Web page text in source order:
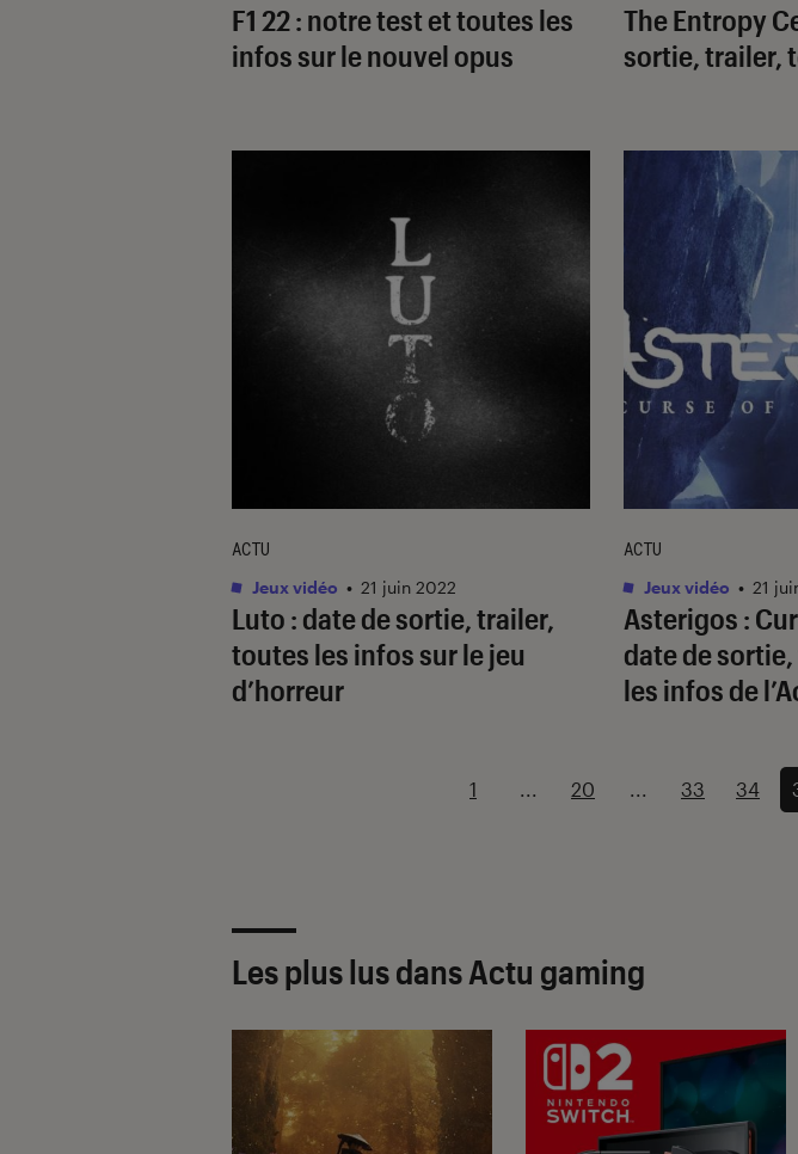
F1 22 : notre test et toutes les
infos sur le nouvel opus
The Entropy
sortie, trailer,
Luto : date de sortie, trailer,
toutes les infos sur le jeu
d’horreur
ACTU
Jeux vidéo • 21 juin 2022
Asterigos :
date de
les infos de
ACTU
Jeux vidéo • 21
1 ... 20 ... 33 34
Les plus lus dans Actu gaming